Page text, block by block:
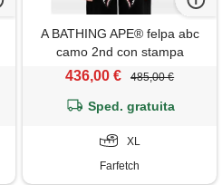
A BATHING APE® felpa abc
camo 2nd con stampa
camouflage - rosa
436,00 € 485,00 €
Sped. gratuita
XL
Farfetch